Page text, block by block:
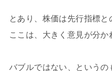
とあり、株価は先行指標と
ここは、大きく意見が分か
バブルではない、というの